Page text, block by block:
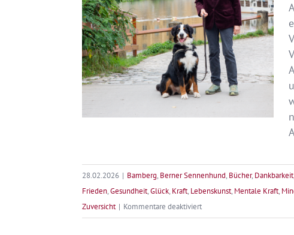
28.02.2026 | Bamberg, Berner Sennenhund, Bücher, Dankbarkeit,
Frieden,Gesundheit,Glück, Kraft, Lebenskunst, Mentale Kraft,
Zuversicht | Kommentare deaktiviertfür
Vom